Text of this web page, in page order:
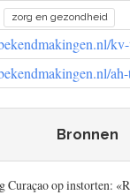
zorg en gezondheid
Bronnen
Curaçao op instorten: